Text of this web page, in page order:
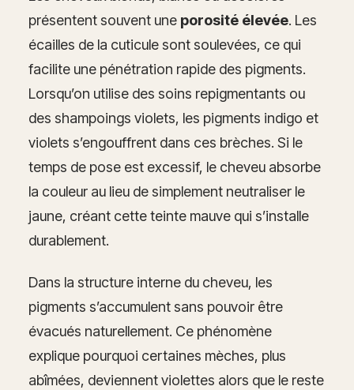
présentent souvent une porosité élevée. Les
écailles de la cuticule sont soulevées, ce qui
facilite une pénétration rapide des pigments.
Lorsqu’on utilise des soins repigmentants ou
des shampoings violets, les pigments indigo et
violets s’engouffrent dans ces brèches. Si le
temps de pose est excessif, le cheveu absorbe
la couleur au lieu de simplement neutraliser le
jaune, créant cette teinte mauve qui s’installe
durablement.
Dans la structure interne du cheveu, les
pigments s’accumulent sans pouvoir être
évacués naturellement. Ce phénomène
explique pourquoi certaines mèches, plus
abîmées, deviennent violettes alors que le reste